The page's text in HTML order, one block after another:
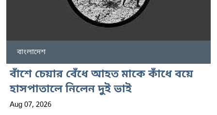
বাংলাদেশ
বাঁশে চেয়ার বেঁধে আহত মাকে কাঁধে বয়ে
হাসপাতালে নিলেন দুই ভাই
Aug 07, 2026